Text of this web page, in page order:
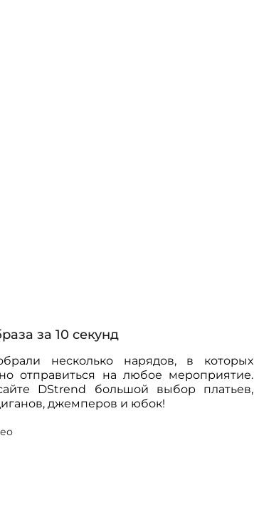
за 10 секунд
несколько нарядов, в которых
отправиться на любое мероприятие.
DStrend большой выбор платьев,
джемперов и юбок!